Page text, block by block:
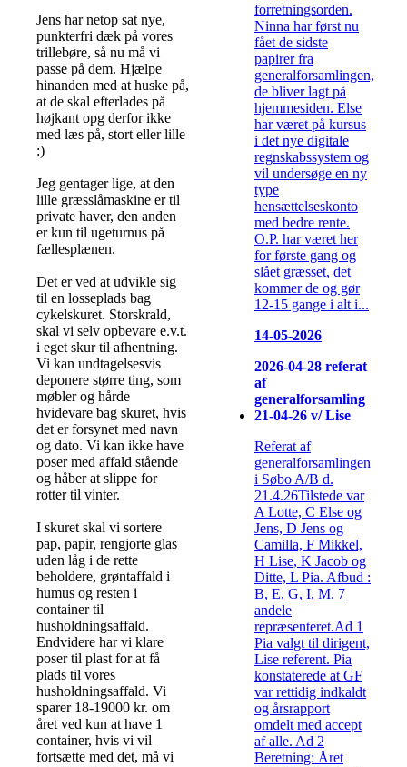
Jens har netop sat nye,
punkterfri dæk på vores
trillebøre, så nu må vi
passe på dem. Hjælpe
hinanden med at huske på,
at de skal efterlades på
højkant opg derfor ikke
med læs på, stort eller lille
:)
Jeg gentager lige, at den
lille græsslåmaskine er til
private haver, den anden
er kun til ugeturnus på
fællesplænen.
Det er ved at udvikle sig
til en losseplads bag
cykelskuret. Storskrald,
skal vi selv opbevare e.v.t.
i eget skur til afhentning.
Vi kan undtagelsesvis
deponere større ting, som
møbler og hårde
hvidevare bag skuret, hvis
det er forsynet med navn
og dato. Vi kan ikke have
poser med affald stående
og håber at slippe for
rotter til vinter.
I skuret skal vi sortere
pap, papir, rengjorte glas
uden låg i de rette
beholdere, grøntaffald i
humus og resten i
container til
husholdningsaffald.
Endvidere har vi klare
poser til plast for at få
plads til vores
husholdningsaffald. Vi
sparer 18-19000 kr. om
året ved kun at have 1
container, hvis vi vil
fortsætte med det, må vi
forretningsorden.
Ninna har først nu
fået de sidste
papirer fra
generalforsamlingen,
de bliver lagt på
hjemmesiden. Else
har været på kursus
i det nye digitale
regnskabssystem og
vil undersøge en ny
type
hensættelseskonto
med bedre rente.
O.P. har været her
for første gang og
slået græsset, det
kommer de og gør
12-15 gange i alt i...
14-05-2026
2026-04-28 referat
af
generalforsamling
21-04-26 v/ Lise
Referat af
generalforsamlingen
i Søbo A/B d.
21.4.26Tilstede var
A Lotte, C Else og
Jens, D Jens og
Camilla, F Mikkel,
H Lise, K Jacob og
Ditte, L Pia. Afbud :
B, E, G, I, M. 7
andele
repræsenteret.Ad 1
Pia valgt til dirigent,
Lise referent. Pia
konstaterede at GF
var rettidig indkaldt
og årsrapport
omdelt med accept
af alle. Ad 2
Beretning: Året